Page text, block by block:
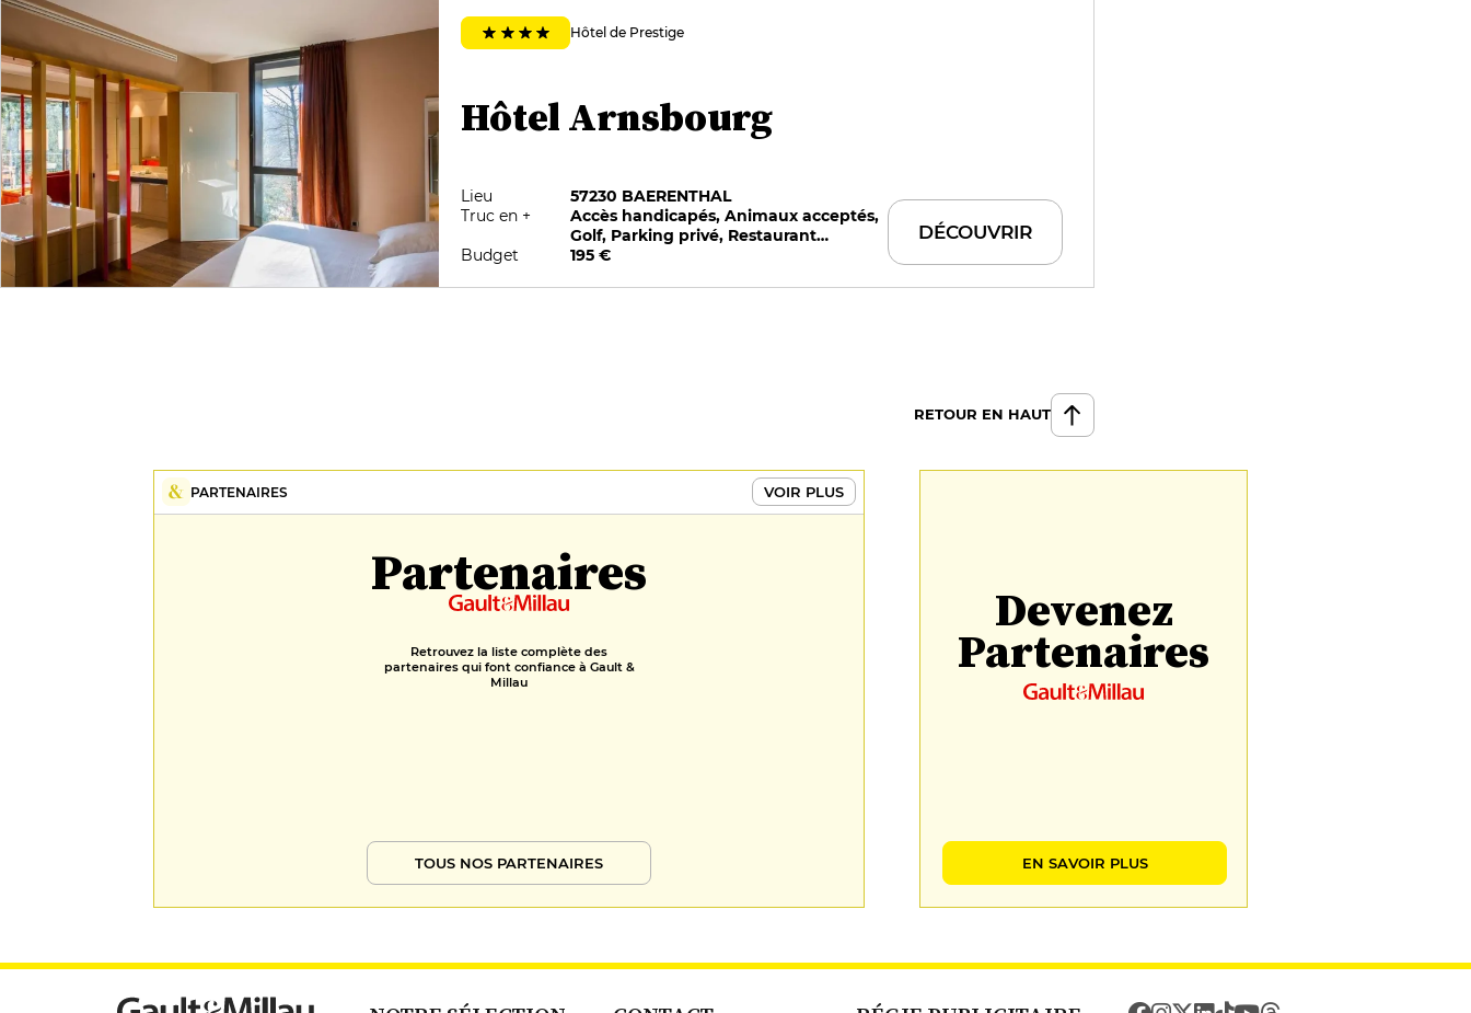
Hôtel de Prestige
Hôtel Arnsbourg
Lieu
57230 BAERENTHAL
Truc en +
Accès handicapés, Animaux acceptés,
Golf, Parking privé, Restaurant
sélectionné par G&M, Restauration sur
Budget 195 €
DÉCOUVRIR
RETOUR EN HAUT
PARTENAIRES VOIR PLUS
Partenaires
Retrouvez la liste complète des
partenaires qui font confiance à Gault &
Millau
TOUS NOS PARTENAIRES
Devenez
Partenaires
EN SAVOIR PLUS